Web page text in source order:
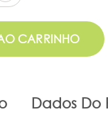
CARRINHO
Dados Do